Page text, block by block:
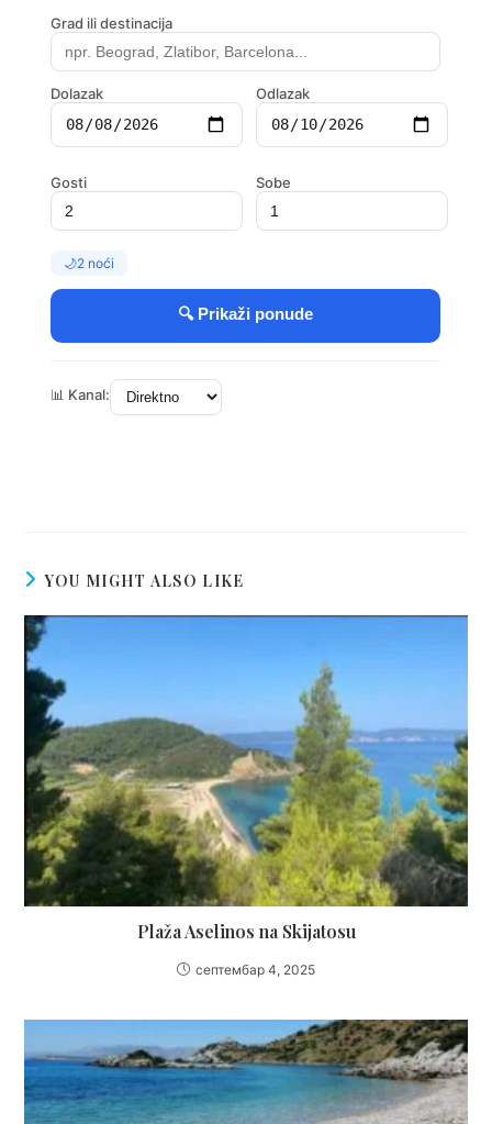
YOU MIGHT ALSO LIKE
Plaža Aselinos na Skijatosu
септембар 4, 2025